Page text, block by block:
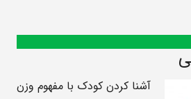
آشنا کردن کودک با مفهوم وزن